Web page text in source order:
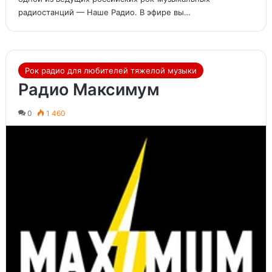
радиостанций — Наше Радио. В эфире вы…
Рок радио для любителей тяжелой музыки
Радио Максимум
0 1 460